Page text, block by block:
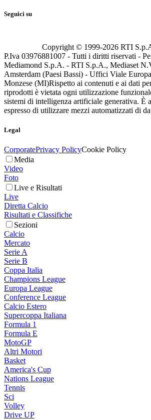
Seguici su
Copyright © 1999-2026 RTI
P.Iva 03976881007 - Tutti i diritti riservati -
Mediamond S.p.A. - RTI S.p.A., Mediaset
Amsterdam (Paesi Bassi) - Uffici Viale
Monzese (MI)Rispetto ai contenuti e ai dati
riprodotti è vietata ogni utilizzazione
sistemi di intelligenza artificiale generativa. È
espresso di utilizzare mezzi automatizzati di
Legal
CorporatePrivacy PolicyCookie Policy
Media
Video
Foto
Live e Risultati
Live
Diretta Calcio
Risultati e Classifiche
Sezioni
Calcio
Mercato
Serie A
Serie B
Coppa Italia
Champions League
Europa League
Conference League
Calcio Estero
Supercoppa Italiana
Formula 1
Formula E
MotoGP
Altri Motori
Basket
America's Cup
Nations League
Tennis
Sci
Volley
Drive UP